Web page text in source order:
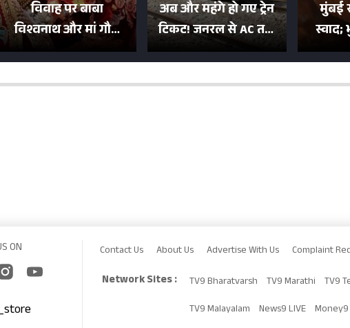
विवाह पर बाबा
विश्वनाथ और मां गौरा
को 6 लाख रुपये का
शगुन
अब और महंगे हो गए ट्रेन
टिकट! जनरल से AC तक
का बढ़ा किराया; दिल्ली
मुंबई
स्वाद;
ON Contact Us About Us Advertise With Us Complaint
Network Sites : TV9 Bharatvarsh TV9 Marathi TV9
TV9 Malayalam News9 LIVE Money9